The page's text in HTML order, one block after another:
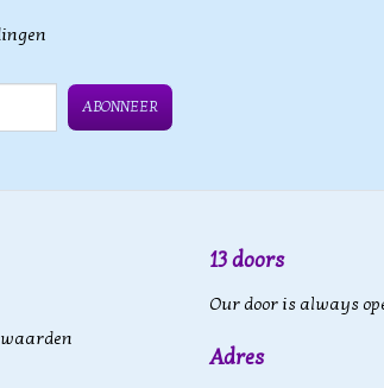
ABONNEER
13 doors
Our door is always
Adres